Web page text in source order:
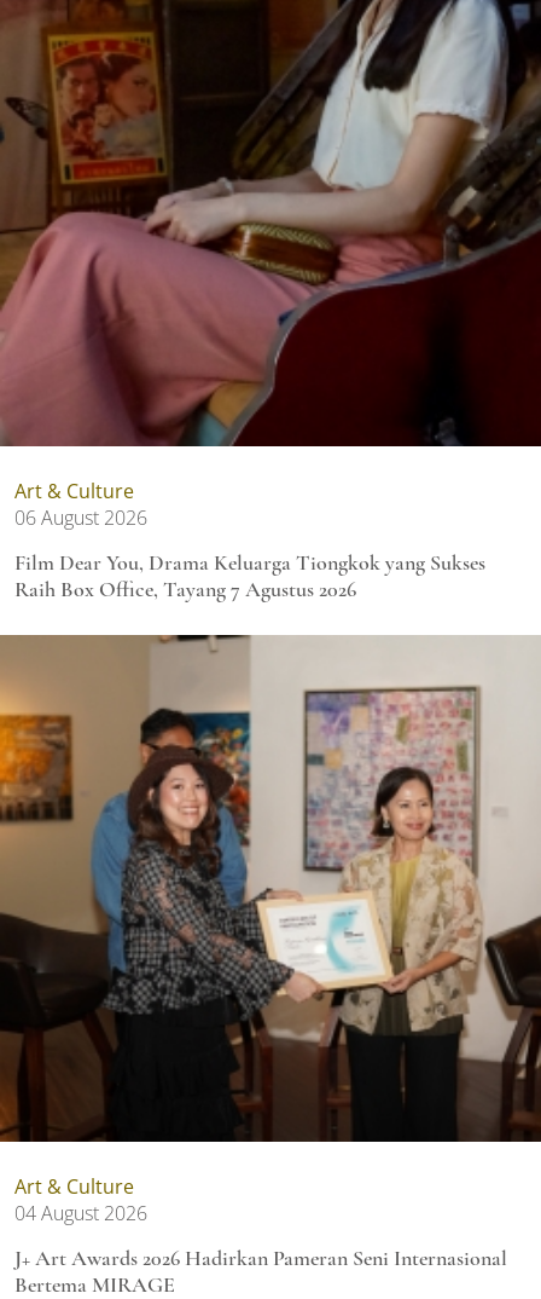
Art & Culture
06 August 2026
Film Dear You, Drama Keluarga Tiongkok yang Sukses
Raih Box Office, Tayang 7 Agustus 2026
Art & Culture
04 August 2026
J+ Art Awards 2026 Hadirkan Pameran Seni Internasional
Bertema MIRAGE